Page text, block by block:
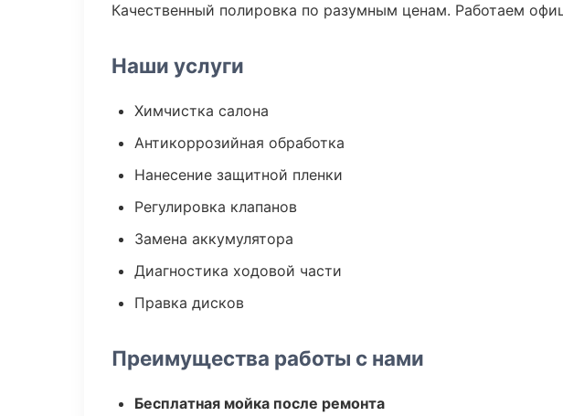
Качественный полировка по разумным ценам. Работаем
Наши услуги
Химчистка салона
Антикоррозийная обработка
Нанесение защитной пленки
Регулировка клапанов
Замена аккумулятора
Диагностика ходовой части
Правка дисков
Преимущества работы с нами
Бесплатная мойка после ремонта